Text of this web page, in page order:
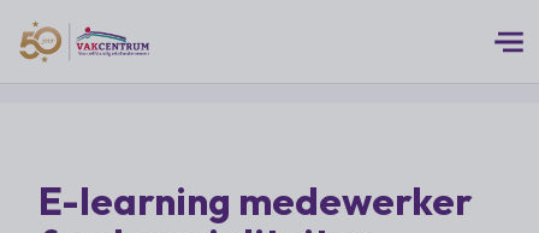
MEERwaarde
Branches
E-learning medewerker